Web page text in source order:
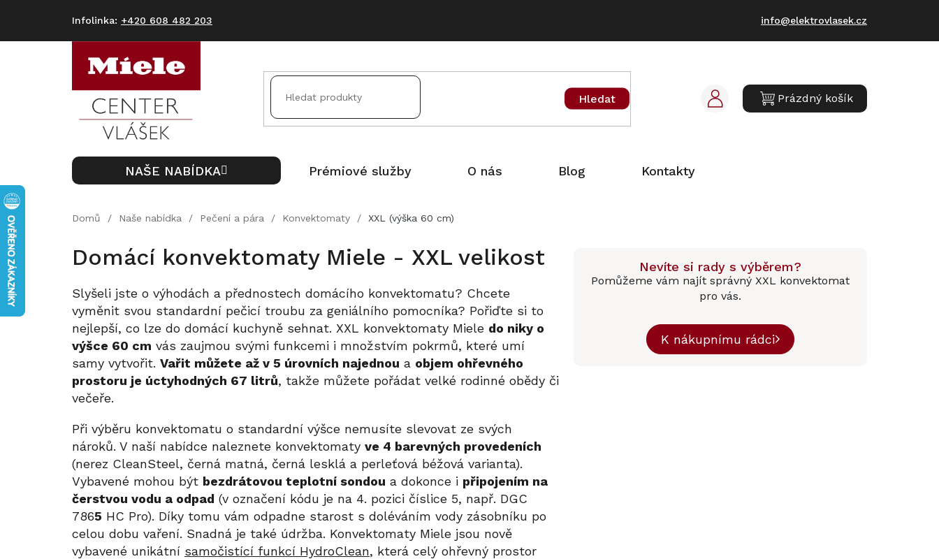
+420 608 482 203 info@elektrovlasek.cz
Hledat
NÁKUPNÍ
Prázdný košík
NAŠE NABÍDKA Prémiové služby O nás Blog Kontakty
Domů / Naše nabídka / Pečení a pára / Konvektomaty / XXL (výška 60 cm)
Domácí konvektomaty Miele - XXL velikost
Slyšeli jste o výhodách a přednostech domácího konvektomatu? Chcete
vyměnit svou standardní pečicí troubu za geniálního pomocníka? Pořiďte si to
nejlepší, co lze do domácí kuchyně sehnat. XXL konvektomaty Miele do niky o
výšce 60 cm vás zaujmou svými funkcemi i množstvím pokrmů, které umí
samy vytvořit. Vařit můžete až v 5 úrovních najednou a objem ohřevného
prostoru je úctyhodných 67 litrů, takže můžete pořádat velké rodinné obědy či
večeře.
Při výběru konvektomatu o standardní výšce nemusíte slevovat ze svých
nároků. V naší nabídce naleznete konvektomaty ve 4 barevných provedeních
(nerez CleanSteel, černá matná, černá lesklá a perleťová béžová varianta).
Vybavené mohou být bezdrátovou teplotní sondou a dokonce i připojením na
čerstvou vodu a odpad (v označení kódu je na 4. pozici číslice 5, např. DGC
7865 HC Pro). Díky tomu vám odpadne starost s doléváním vody zásobníku po
celou dobu vaření. Snadná je také údržba. Konvektomaty Miele jsou nově
vybavené unikátní samočistící funkcí HydroClean, která celý ohřevný prostor
Nevíte si rady s výběrem?
Pomůžeme vám najít správný XXL konvektomat
pro vás.
K nákupnímu rádci